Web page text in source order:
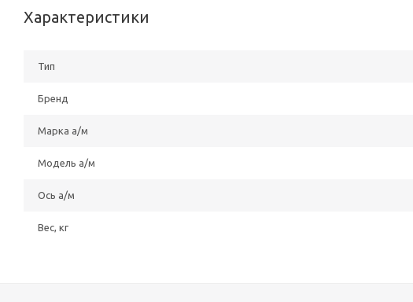
Характеристики
Тип
Бренд
Марка а/м
Модель а/м
Ось а/м
Вес, кг